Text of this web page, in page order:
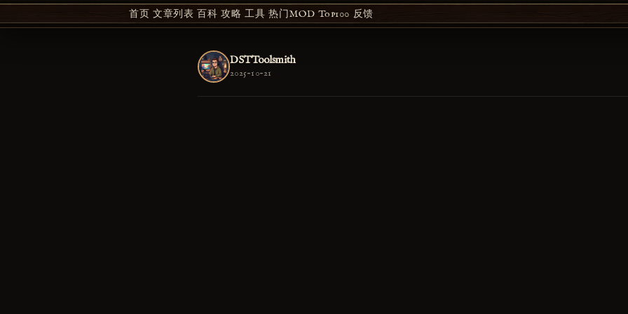
首页 文章列表 百科 攻略 工具 热门MOD Top100 反馈
DSTToolsmith
2025-10-21